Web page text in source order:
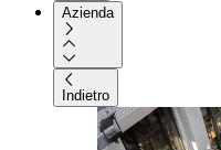
Azienda
Indietro